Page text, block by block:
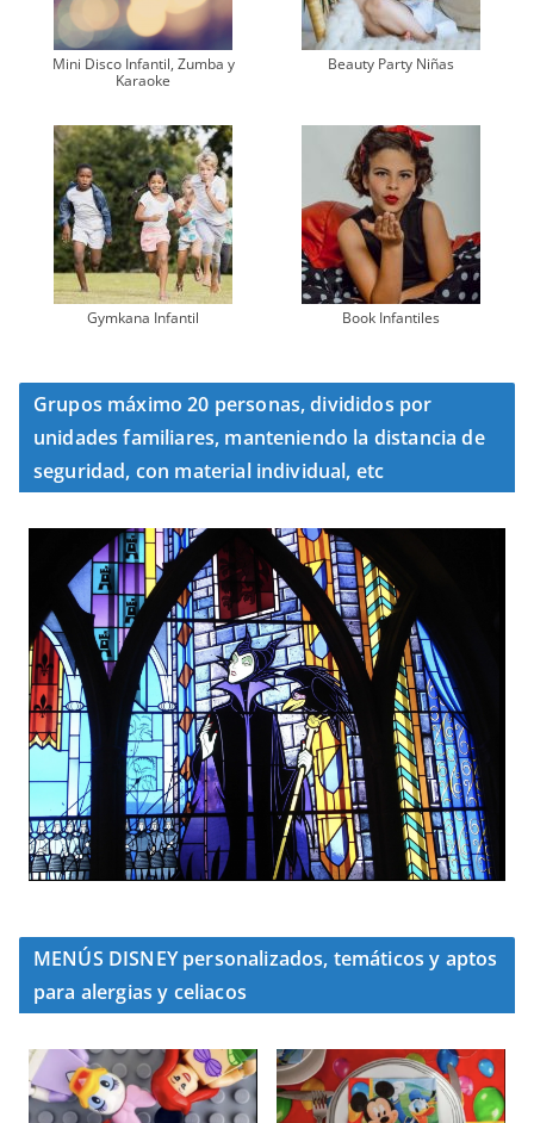
Mini Disco Infantil, Zumba y
Karaoke
Beauty Party Niñas
Gymkana Infantil Book Infantiles
Grupos máximo 20 personas, divididos por
unidades familiares, manteniendo la distancia de
seguridad, con material individual, etc
MENÚS DISNEY personalizados, temáticos y aptos
para alergias y celiacos